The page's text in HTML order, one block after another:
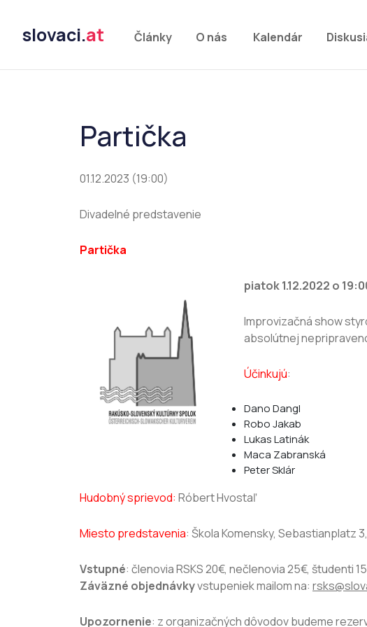
slovaci.at Články O nás Kalendár
Partička
01.12.2023 (19:00)
Divadelné predstavenie
Partička
piatok 1.12.2022 o
Improvizačná show
absolútnej
Účinkujú:
Dano Dangl
Robo Jakab
Lukas Latinák
Maca Zabranská
Peter Sklár
Hudobný sprievod: Róbert Hvostaľ
Miesto predstavenia: Škola Komensky, Sebastianplatz
Vstupné: členovia RSKS 20€, nečlenovia 25€, študenti
Záväzné objednávkyvstupeniek mailom na:
Upozornenie: z organizačných dôvodov budeme